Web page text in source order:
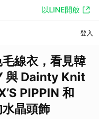
以LINE開啟
登入
線衣，看見韓
與 Dainty Knit
PIPPIN 和
晶頭飾